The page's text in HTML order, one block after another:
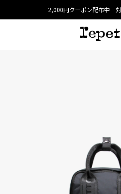
2,000円クーポン配布中｜